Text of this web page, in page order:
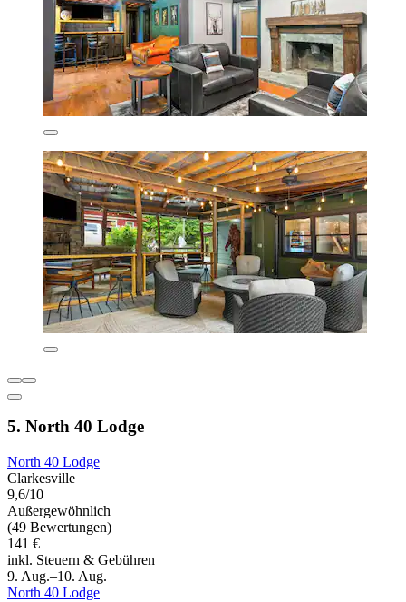
5. North 40 Lodge
North 40 Lodge
Clarkesville
9,6/10
Außergewöhnlich
(49 Bewertungen)
141 €
inkl. Steuern & Gebühren
9. Aug.–10. Aug.
North 40 Lodge